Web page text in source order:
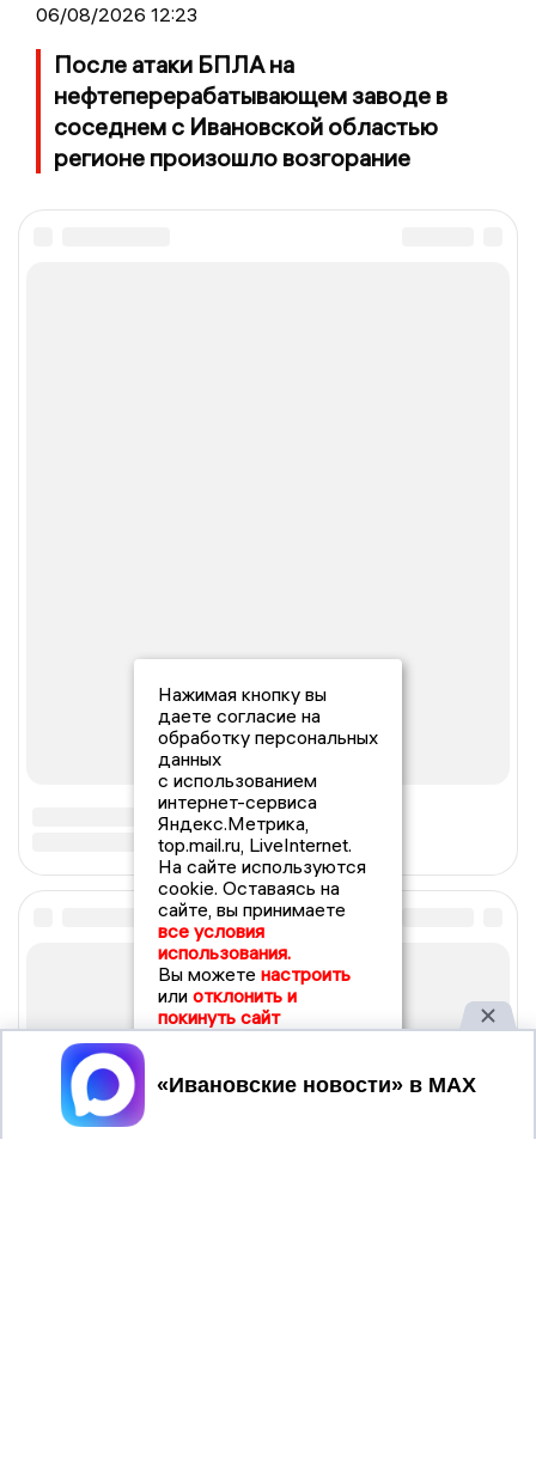
06/08/2026 12:23
После атаки БПЛА на
нефтеперерабатывающем заводе в
соседнем с Ивановской областью
регионе произошло возгорание
Нажимая кнопку вы
даете согласие на
обработку персональных
данных
с использованием
интернет-сервиса
Яндекс.Метрика,
top.mail.ru, LiveInternet.
На сайте используются
cookie. Оставаясь на
сайте, вы принимаете
все условия
использования.
Вы можете настроить
или отклонить и
покинуть сайт
Принять